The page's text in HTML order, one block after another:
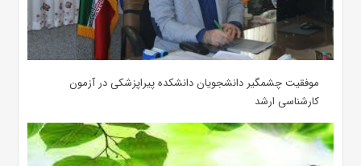
موفقیت چشمگیر دانشجویان دانشکده پیراپزشکی در آزمون
کارشناسی ارشد